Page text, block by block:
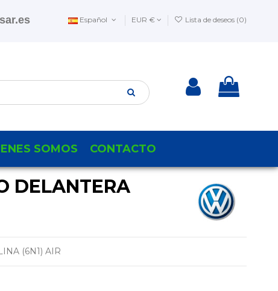
Español EUR € Lista de deseos (0)
SOMOS CONTACTO
DELANTERA
(6N1) AIR